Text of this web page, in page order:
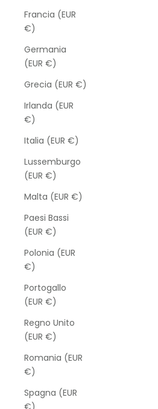
Francia (EUR
€)
Germania
(EUR €)
Grecia (EUR €)
Irlanda (EUR
€)
Italia (EUR €)
Lussemburgo
(EUR €)
Malta (EUR €)
Paesi Bassi
(EUR €)
Polonia (EUR
€)
Portogallo
(EUR €)
Regno Unito
(EUR €)
Romania (EUR
€)
Spagna (EUR
€)